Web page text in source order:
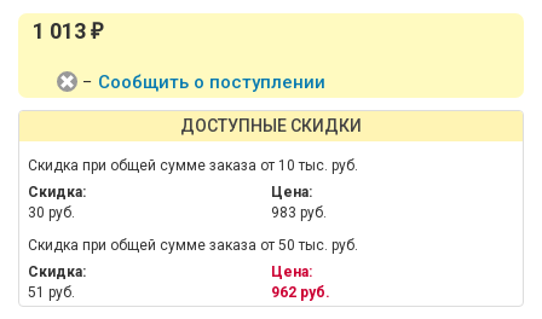
1 013 ₽
− Сообщить о поступлении
ДОСТУПНЫЕ СКИДКИ
Скидка при общей сумме заказа от 10 тыс. руб.
Скидка:
30 руб.
Цена:
983 руб.
Скидка при общей сумме заказа от 50 тыс. руб.
Скидка:
51 руб.
Цена:
962 руб.